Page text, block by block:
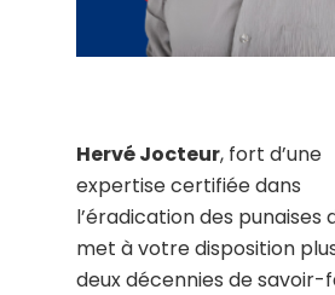
Hervé Jocteur, fort d’une
expertise certifiée dans
l’éradication des punaises
met à votre disposition
deux décennies de savoir-